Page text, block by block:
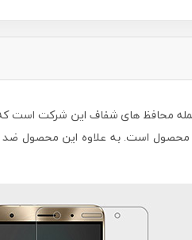
محافظ های شفاف این شرکت است
محصول است. به علاوه این محصول